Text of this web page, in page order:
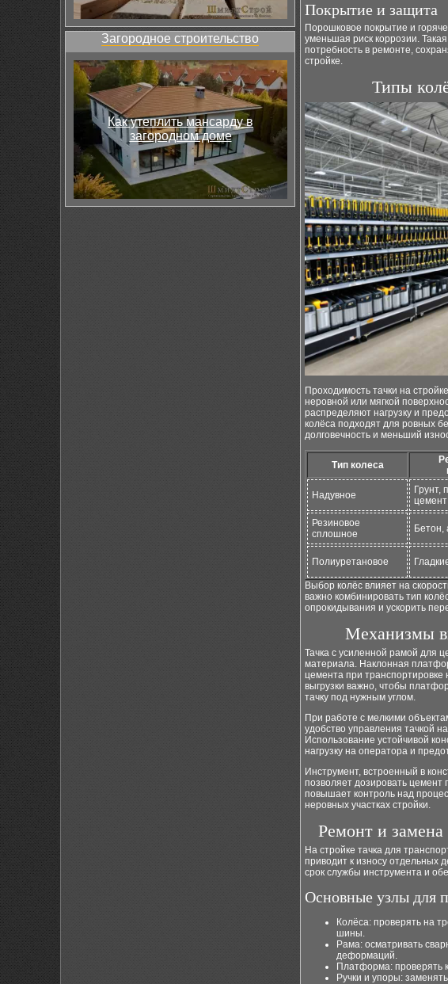
Загородное строительство
Как утеплить мансарду в
загородном доме
Покрытие и защита
Порошковое покрытие и
уменьшая риск коррозии.
потребность в ремонте,
стройке.
Типы
Проходимость тачки на
неровной или мягкой
распределяют нагрузку и
колёса подходят для ровных
долговечность и меньший
Тип колеса
Надувное
Грунт,
цемент
Резиновое
сплошное
Бетон,
Полиуретановое
Выбор колёс влияет на
важно комбинировать тип
опрокидывания и ускорить
Механизмы
Тачка с усиленной рамой для
материала. Наклонная
цемента при транспортировке
выгрузки важно, чтобы
тачку под нужным углом.
При работе с мелкими
удобство управления тачкой
Использование устойчивой
нагрузку на оператора и
Инструмент, встроенный в
позволяет дозировать цемент
повышает контроль над
неровных участках стройки.
Ремонт и замена
На стройке тачка для
приводит к износу отдельных
срок службы инструмента и
Основные узлы для
Колёса: проверять на
шины.
Рама: осматривать
деформаций.
Платформа: проверять
Ручки и упоры: